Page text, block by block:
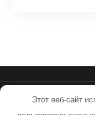
Этот веб-сайт